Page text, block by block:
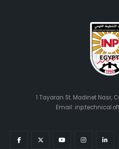
1 Tayaran St. Madinet Nasr,
Email: